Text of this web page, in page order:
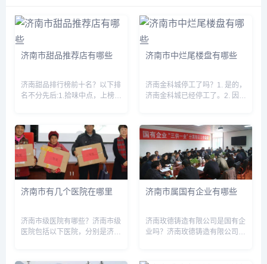
济南市甜品推荐店有哪些
济南甜品排行榜前十名？以下排
名不分先后:1.拾味中点，上榜理
脆皮泡芙，百吃不腻。2.堤口路
的绿豆饼，他们家开了很多年
了，每次路过都能看到好多排
队...
济南市中烂尾楼盘有哪些
济南金科城停工了吗？1. 是的，
济南金科城已经停工了。2. 因为
项目的审批，而金科城是其中的
一个新开工项目，因此被迫停
工。3. 这也反映了当前济...
济南市有几个医院在哪里
济南市级医院有哪些？济南市级
医院包括以下医院，分别是济南
济南市属国有企业有哪些
济南玫德铸造有限公司是国有企
业吗？济南玫德铸造有限公司不